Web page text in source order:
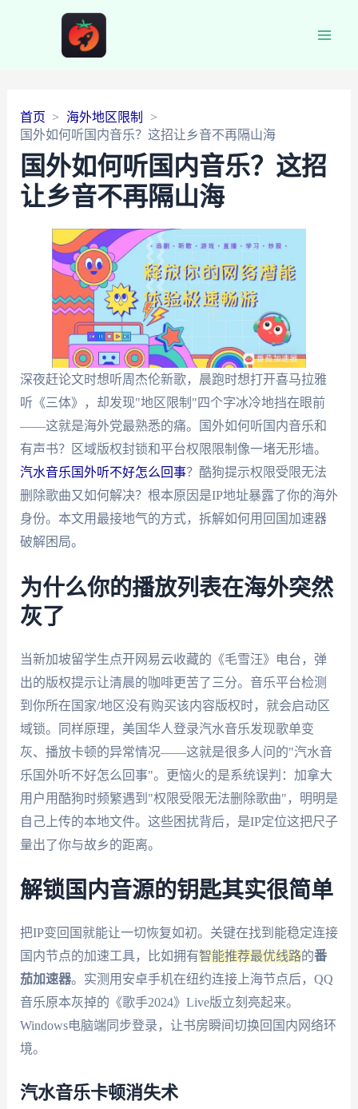
首页
海外地区限制
国外如何听国内音乐？这招让乡音不再隔山海
国外如何听国内音乐？这招
让乡音不再隔山海
深夜赶论文时想听周杰伦新歌，晨跑时想打开喜马拉雅
听《三体》，却发现"地区限制"四个字冰冷地挡在眼前
——这就是海外党最熟悉的痛。国外如何听国内音乐和
有声书？区域版权封锁和平台权限限制像一堵无形墙。
汽水音乐国外听不好怎么回事？酷狗提示权限受限无法
删除歌曲又如何解决？根本原因是IP地址暴露了你的海外
身份。本文用最接地气的方式，拆解如何用回国加速器
破解困局。
为什么你的播放列表在海外突然
灰了
当新加坡留学生点开网易云收藏的《毛雪汪》电台，弹
出的版权提示让清晨的咖啡更苦了三分。音乐平台检测
到你所在国家/地区没有购买该内容版权时，就会启动区
域锁。同样原理，美国华人登录汽水音乐发现歌单变
灰、播放卡顿的异常情况——这就是很多人问的"汽水音
乐国外听不好怎么回事"。更恼火的是系统误判：加拿大
用户用酷狗时频繁遇到"权限受限无法删除歌曲"，明明是
自己上传的本地文件。这些困扰背后，是IP定位这把尺子
量出了你与故乡的距离。
解锁国内音源的钥匙其实很简单
把IP变回国就能让一切恢复如初。关键在找到能稳定连接
国内节点的加速工具，比如拥有智能推荐最优线路的番
茄加速器。实测用安卓手机在纽约连接上海节点后，QQ
音乐原本灰掉的《歌手2024》Live版立刻亮起来。
Windows电脑端同步登录，让书房瞬间切换回国内网络环
境。
汽水音乐卡顿消失术